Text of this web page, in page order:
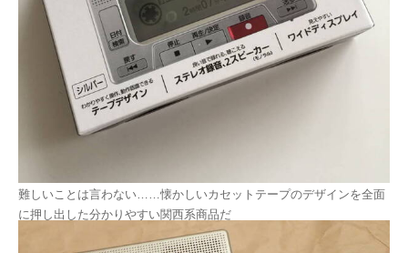
難しいことは言わない……懐かしいカセットテープのデザインを全面
に押し出した分かりやすい関西系商品だ